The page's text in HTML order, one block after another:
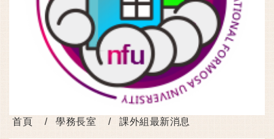
首頁 學務長室 課外組最新消息